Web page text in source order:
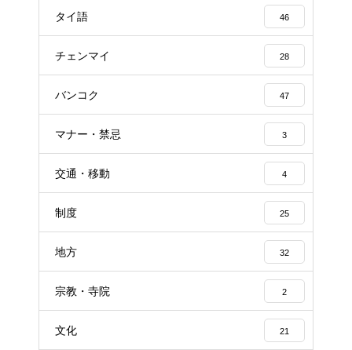
タイ語 46
チェンマイ 28
バンコク 47
マナー・禁忌 3
交通・移動 4
制度 25
地方 32
宗教・寺院 2
文化 21